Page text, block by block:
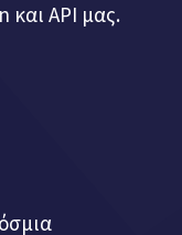
API μας.